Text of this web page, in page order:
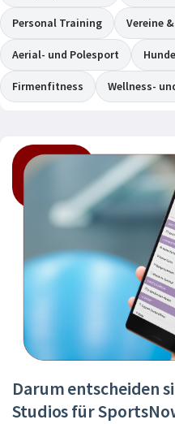
Personal Training Vereine
Aerial- und Polesport
Firmenfitness Wellness-
Darum entscheiden
Studios für